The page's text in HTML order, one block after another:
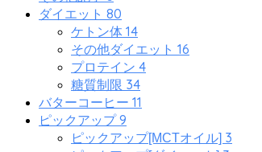
ダイエット 80
ケトン体 14
その他ダイエット 16
プロテイン 4
糖質制限 34
バターコーヒー 11
ピックアップ9
ピックアップ[MCTオイル] 3